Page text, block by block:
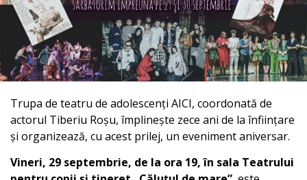
Trupa de teatru de adolescenți AICI, coordonată de
actorul Tiberiu Roșu, împlinește zece ani de la înființare
și organizează, cu acest prilej, un eveniment aniversar.
Vineri, 29 septembrie, de la ora 19, în sala Teatrului